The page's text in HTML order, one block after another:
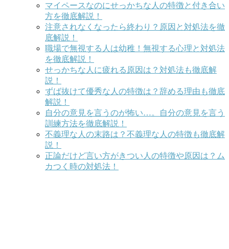
マイペースなのにせっかちな人の特徴と付き合い
方を徹底解説！
注意されなくなったら終わり？原因と対処法を徹
底解説！
職場で無視する人は幼稚！無視する心理と対処法
を徹底解説！
せっかちな人に疲れる原因は？対処法も徹底解
説！
ずば抜けて優秀な人の特徴は？辞める理由も徹底
解説！
自分の意見を言うのが怖い…。自分の意見を言う
訓練方法を徹底解説！
不義理な人の末路は？不義理な人の特徴も徹底解
説！
正論だけど言い方がきつい人の特徴や原因は？ム
カつく時の対処法！